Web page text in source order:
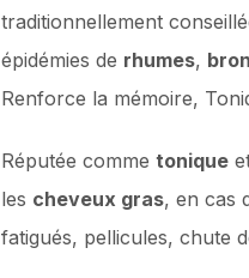
traditionnellement
épidémies de rhumes,
Renforce la mémoire,
Réputée comme tonique
les cheveux gras, en cas
fatigués, pellicules, chute